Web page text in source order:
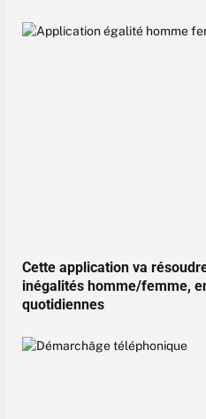
Cette application va
inégalités homme/femme,
quotidiennes